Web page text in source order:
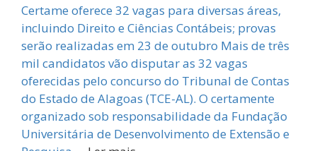
Certame oferece 32 vagas para diversas áreas,
incluindo Direito e Ciências Contábeis; provas
serão realizadas em 23 de outubro Mais de três
mil candidatos vão disputar as 32 vagas
oferecidas pelo concurso do Tribunal de Contas
do Estado de Alagoas (TCE-AL). O certamente
organizado sob responsabilidade da Fundação
Universitária de Desenvolvimento de Extensão e